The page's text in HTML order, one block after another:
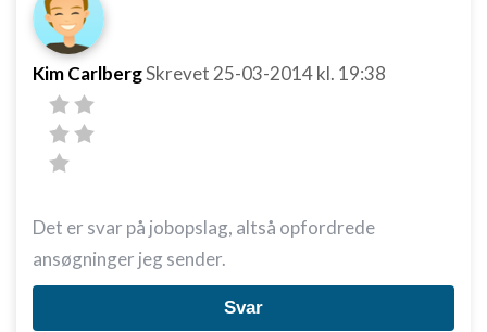
Kim CarlbergSkrevet 25-03-2014kl. 19:38
Det er svar på jobopslag, altså opfordrede
ansøgninger jeg sender.
Svar